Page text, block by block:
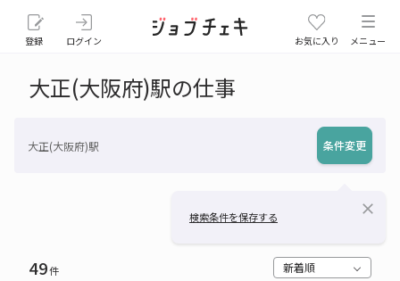
登録 ログイン お気に入り メニュー
大正(大阪府)駅の仕事
大正(大阪府)駅 条件変更
検索条件を保存する close
49件 新着順